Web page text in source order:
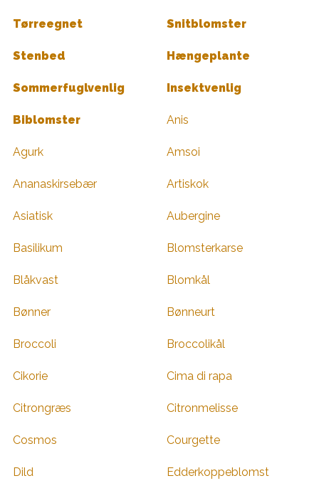
Tørreegnet Snitblomster
Stenbed Hængeplante
Sommerfuglvenlig Insektvenlig
Biblomster Anis
Agurk Amsoi
Ananaskirsebær Artiskok
Asiatisk Aubergine
Basilikum Blomsterkarse
Blåkvast Blomkål
Bønner Bønneurt
Broccoli Broccolikål
Cikorie Cima di rapa
Citrongræs Citronmelisse
Cosmos Courgette
Dild Edderkoppeblomst